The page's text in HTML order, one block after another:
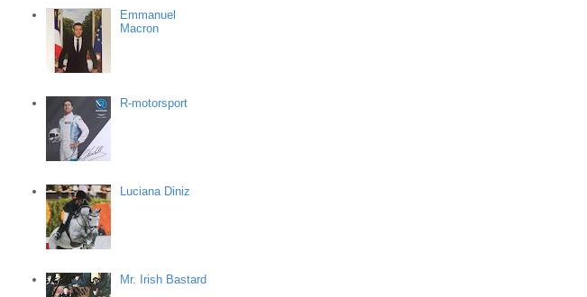
Emmanuel
Macron
R-motorsport
Luciana Diniz
Mr. Irish Bastard